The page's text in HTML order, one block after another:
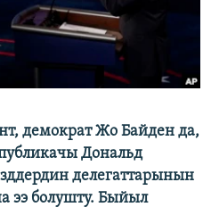
демократ Жо Байден да,
Дональд
делегаттарынын
ээ болушту. Быйыл